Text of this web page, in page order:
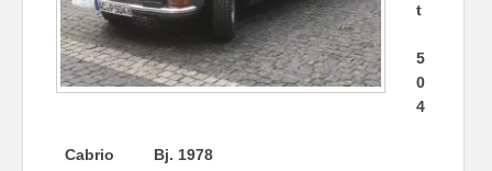
t
5
0
4
Cabrio Bj. 1978